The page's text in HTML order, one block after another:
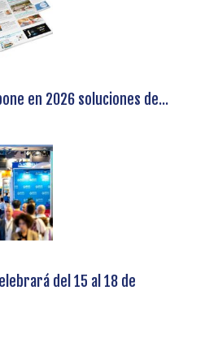
en 2026 soluciones de...
del 15 al 18 de